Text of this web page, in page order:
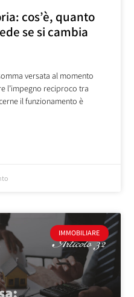
cos’è, quanto
se si cambia
versata al momento
l’impegno reciproco tra
il funzionamento è
IMMOBILIARE